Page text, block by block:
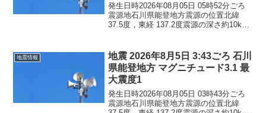
発生日時2026年08月05日 05時52分ごろ
震源地石川県能登地方震源の位置北緯
37.5度，東経 137.2度震源の深さ約10km
りません。震度2石川県珠洲市...
地震情報
地震 2026年8月5日 3:43ごろ 石川
県能登地方 マグニチュード3.1 最
大震度1
発生日時2026年08月05日 03時43分ごろ
震源地石川県能登地方震源の位置北緯